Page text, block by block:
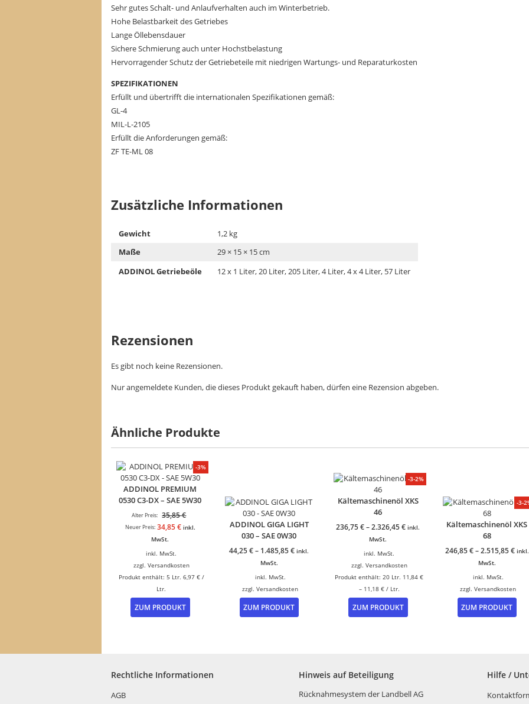
Sehr gutes Schalt- und Anlaufverhalten auch im Winterbetrieb.
Hohe Belastbarkeit des Getriebes
Lange Öllebensdauer
Sichere Schmierung auch unter Hochstbelastung
Hervorragender Schutz der Getriebeteile mit niedrigen Wartungs- und Reparaturkosten
SPEZIFIKATIONEN
Erfüllt und übertrifft die internationalen Spezifikationen gemäß:
GL-4
MIL-L-2105
Erfüllt die Anforderungen gemäß:
ZF TE-ML 08
Zusätzliche Informationen
Gewicht
1,2 kg
Maße
29 × 15 × 15 cm
ADDINOL Getriebeöle
12 x 1 Liter, 20 Liter, 205 Liter, 4 Liter, 4 x 4 Liter, 57 Liter
Rezensionen
Es gibt noch keine Rezensionen.
Nur angemeldete Kunden, die dieses Produkt gekauft haben, dürfen eine Rezension abgeben.
Ähnliche Produkte
-3%
ADDINOL PREMIUM
0530 C3-DX – SAE 5W30
Alter Preis: 35,85€Ursprünglicher
Preis
Neuer Preis: 34,85€Aktueller
inkl.
MwSt.
inkl. MwSt.
zzgl. Versandkosten
Produkt enthält: 5 Ltr. 6,97 €/
Ltr.
ZUM PRODUKT
ADDINOL GIGA LIGHT
030 – SAE 0W30
44,25€– 1.485,85€ inkl.
MwSt.
inkl. MwSt.
zzgl.Versandkosten
ZUM PRODUKT
Dieses
Optionen
können
auf
-3-2%
Kältemaschinenöl XKS
46
236,75€–2.326,45€ inkl.
MwSt.
inkl. MwSt.
zzgl. Versandkosten
Produkt enthält: 20 Ltr. 11,84€
– 11,18 €/ Ltr.
ZUM PRODUKT
Dieses
können
auf
-3-
Kältemaschinenöl XKS
68
246,85€–2.515,85€ inkl.
MwSt.
inkl. MwSt.
zzgl.Versandkosten
ZUM PRODUKT
auf
Rechtliche Informationen
AGB
Hinweis auf Beteiligung
Rücknahmesystem der Landbell AG
Hilfe /